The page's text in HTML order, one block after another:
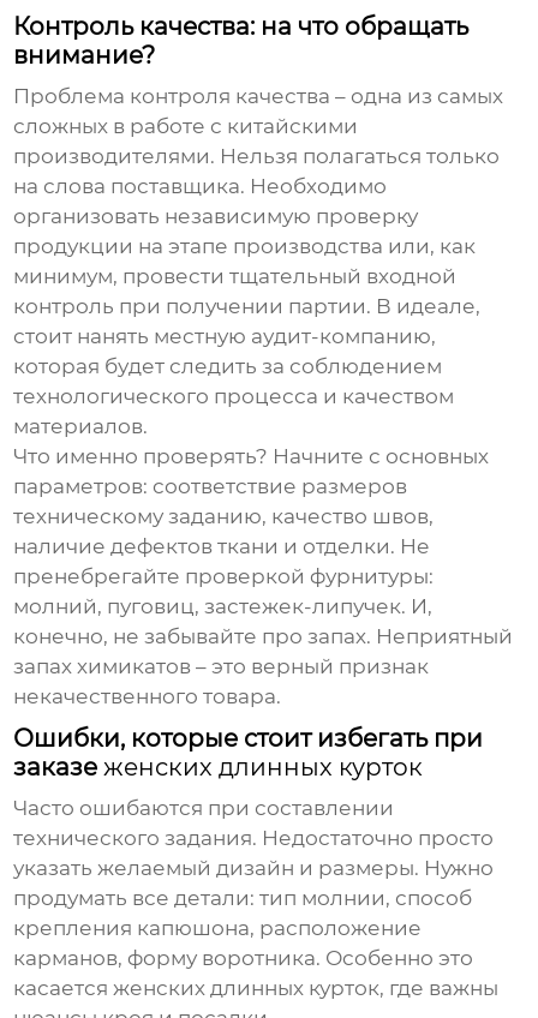
Контроль качества: на что обращать
внимание?
Проблема контроля качества – одна из самых
сложных в работе с китайскими
производителями. Нельзя полагаться только
на слова поставщика. Необходимо
организовать независимую проверку
продукции на этапе производства или, как
минимум, провести тщательный входной
контроль при получении партии. В идеале,
стоит нанять местную аудит-компанию,
которая будет следить за соблюдением
технологического процесса и качеством
материалов.
Что именно проверять? Начните с основных
параметров: соответствие размеров
техническому заданию, качество швов,
наличие дефектов ткани и отделки. Не
пренебрегайте проверкой фурнитуры:
молний, пуговиц, застежек-липучек. И,
конечно, не забывайте про запах. Неприятный
запах химикатов – это верный признак
некачественного товара.
Ошибки, которые стоит избегать при
заказеженских длинных курток
Часто ошибаются при составлении
технического задания. Недостаточно просто
указать желаемый дизайн и размеры. Нужно
продумать все детали: тип молнии, способ
крепления капюшона, расположение
карманов, форму воротника. Особенно это
касаетсяженских длинных курток, где важны